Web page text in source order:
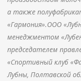
а также
«Гармония».ООО
менеджментом
председателем
«Спортивный клуб
Лубны, Полтавской